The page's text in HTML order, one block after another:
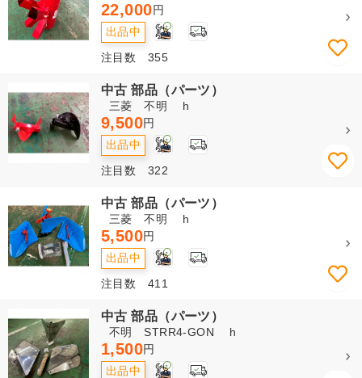
22,000円
出品中 2
注目数 355
中古 部品（パーツ）
三菱 不明 h
9,500円
出品中 2
注目数 322
中古 部品（パーツ）
三菱 不明 h
5,500円
出品中 2
注目数 411
中古 部品（パーツ）
不明 STRR4-GON h
1,500円
出品中 2